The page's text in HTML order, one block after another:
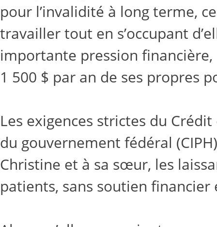
pour l’invalidité à long terme,
travailler tout en s’occupant
importante pression financière,
1 500 $ par an de ses propres
Les exigences strictes du
du gouvernement fédéral
Christine et à sa sœur, les
patients, sans soutien